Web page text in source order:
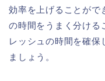
効率を上げることがで
の時間をうまく分ける
レッシュの時間を確保
ましょう。